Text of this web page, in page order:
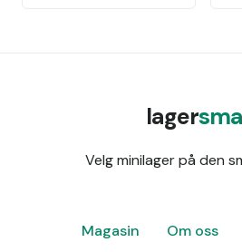
lager
Velg minilager på den
Magasin Om oss